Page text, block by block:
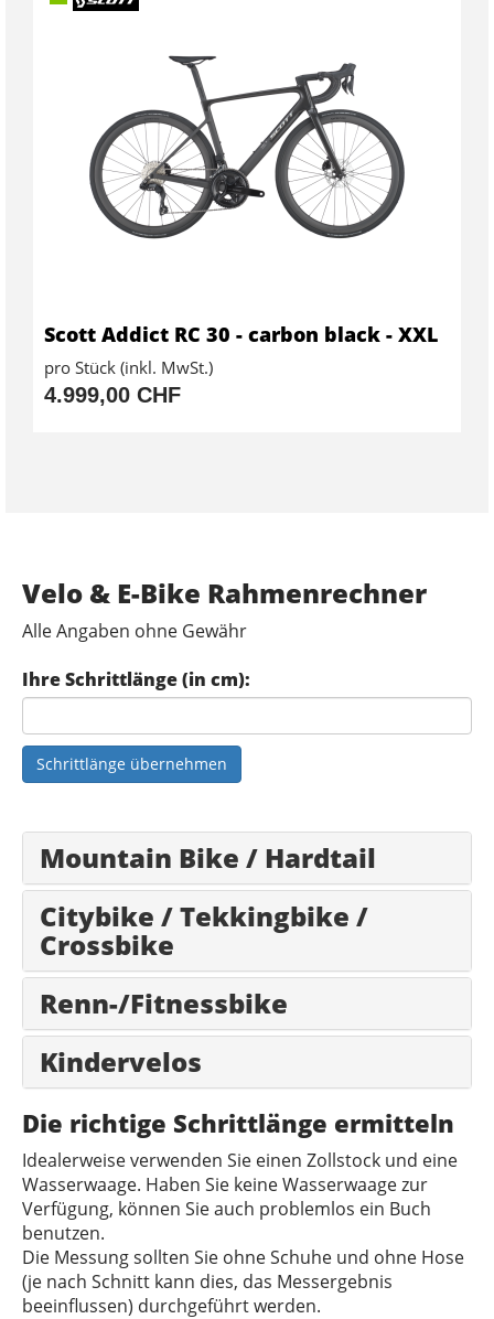
Scott Addict RC 30 - carbon black - XXL
pro Stück (inkl. MwSt.)
4.999,00 CHF
Velo & E-Bike Rahmenrechner
Alle Angaben ohne Gewähr
Ihre Schrittlänge (in cm):
Schrittlänge übernehmen
Mountain Bike / Hardtail
Citybike / Tekkingbike /
Crossbike
Renn-/Fitnessbike
Kindervelos
Die richtige Schrittlänge ermitteln
Idealerweise verwenden Sie einen Zollstock und eine
Wasserwaage. Haben Sie keine Wasserwaage zur
Verfügung, können Sie auch problemlos ein Buch
benutzen.
Die Messung sollten Sie ohne Schuhe und ohne Hose
(je nach Schnitt kann dies, das Messergebnis
beeinflussen) durchgeführt werden.